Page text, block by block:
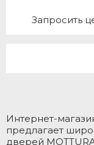
Запросить
Интернет-
предлагает
дверей